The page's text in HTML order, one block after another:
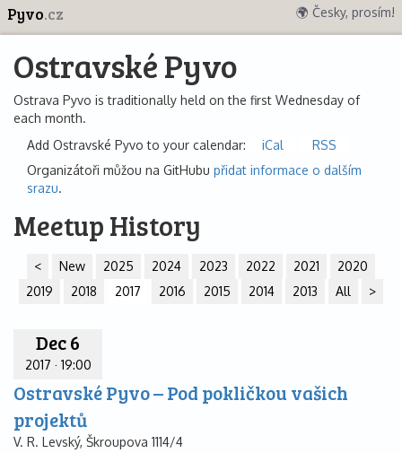
Pyvo.cz 🌍 Česky, prosím!
Ostravské Pyvo
Ostrava Pyvo is traditionally held on the first Wednesday of
each month.
Add Ostravské Pyvo to your calendar:
iCal
RSS
Organizátoři můžou na GitHubu přidat informace o dalším
srazu.
Meetup History
< New 2025 2024 2023 2022 2021
2020
2019
2018 2017 2016 2015 2014 2013 All >
Dec 6
2017 · 19:00
Ostravské Pyvo – Pod pokličkou vašich
projektů
V. R. Levský, Škroupova 1114/4